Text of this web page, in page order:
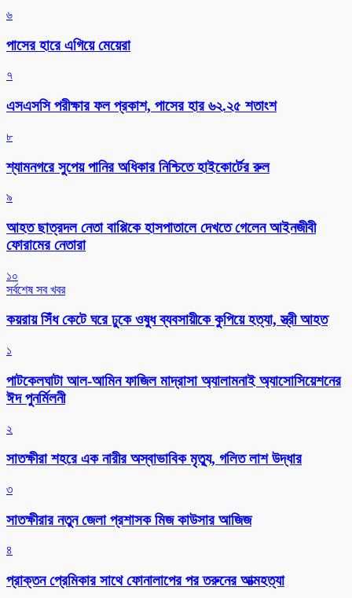
৬
পাসের হারে এগিয়ে মেয়েরা
৭
এসএসসি পরীক্ষার ফল প্রকাশ, পাসের হার ৬২.২৫ শতাংশ
৮
শ্যামনগরে সুপেয় পানির অধিকার নিশ্চিতে হাইকোর্টের রুল
৯
আহত ছাত্রদল নেতা বাপ্পিকে হাসপাতালে দেখতে গেলেন আইনজীবী
ফোরামের নেতারা
১০
সর্বশেষ সব খবর
কয়রায় সিঁধ কেটে ঘরে ঢুকে ওষুধ ব্যবসায়ীকে কুপিয়ে হত্যা, স্ত্রী আহত
১
পাটকেলঘাটা আল-আমিন ফাজিল মাদ্রাসা অ্যালামনাই অ্যাসোসিয়েশনের
ঈদ পুনর্মিলনী
২
সাতক্ষীরা শহরে এক নারীর অস্বাভাবিক মৃত্যু, গলিত লাশ উদ্ধার
৩
সাতক্ষীরার নতুন জেলা প্রশাসক মিজ কাউসার আজিজ
৪
প্রাক্তন প্রেমিকার সাথে ফোনালাপের পর তরুনের আত্মহত্যা